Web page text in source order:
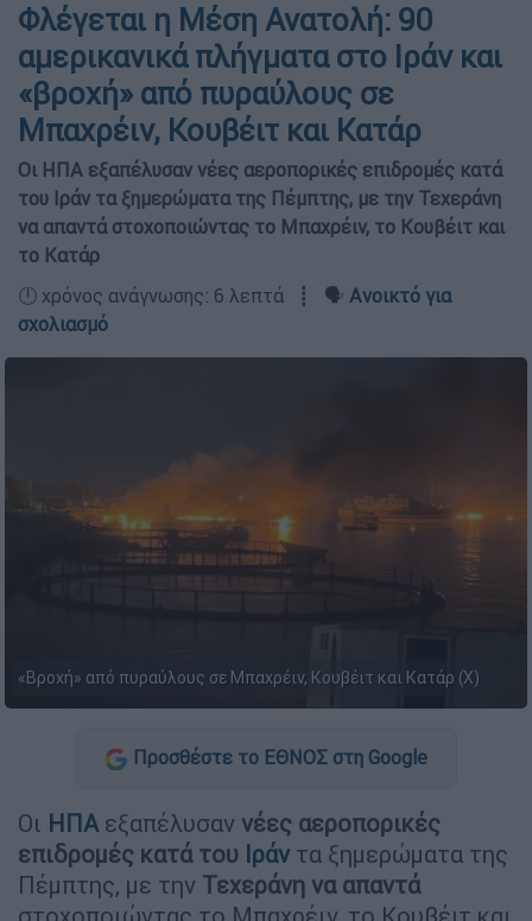
Φλέγεται η Μέση Ανατολή: 90
αμερικανικά πλήγματα στο Ιράν και
«βροχή» από πυραύλους σε
Μπαχρέιν, Κουβέιτ και Κατάρ
Οι ΗΠΑ εξαπέλυσαν νέες αεροπορικές επιδρομές κατά
του Ιράν τα ξημερώματα της Πέμπτης, με την Τεχεράνη
να απαντά στοχοποιώντας το Μπαχρέιν, το Κουβέιτ και
το Κατάρ
🕛 χρόνος ανάγνωσης: 6 λεπτά ┋ 🗣️ Ανοικτό για
σχολιασμό
«Βροχή» από πυραύλους σε Μπαχρέιν, Κουβέιτ και Κατάρ (X)
Προσθέστε το ΕΘΝΟΣ στη Google
Οι ΗΠΑ εξαπέλυσαν νέες αεροπορικές
επιδρομές κατά του Ιράν τα ξημερώματα της
Πέμπτης, με την Τεχεράνη να απαντά